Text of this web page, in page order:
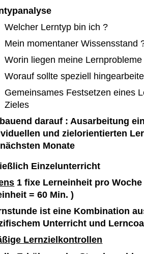
Welcher Lerntyp bin ich ?
Mein momentaner Wissensstand
Worin liegen meine Lernprobleme
Worauf sollte speziell
Gemeinsames Festsetzen eines
Zieles
darauf : Ausarbeitung
und zielorientierten
Monate
Einzelunterricht
1 fixe Lerneinheit pro Woche
= 60 Min. )
ist eine Kombination
Unterricht und
Lernzielkontrollen